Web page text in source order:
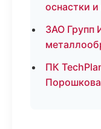
оснастки
ЗАО Групп
ПК